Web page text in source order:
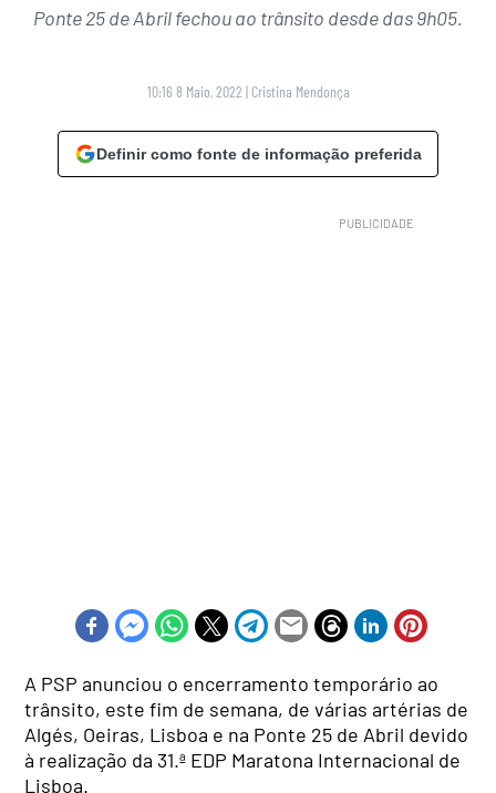
Ponte 25 de Abril fechou ao trânsito desde das 9h05.
10:16 8 Maio, 2022 | Cristina Mendonça
Definir como fonte de informação preferida
A PSP anunciou o encerramento temporário ao
trânsito, este fim de semana, de várias artérias de
Algés, Oeiras, Lisboa e na Ponte 25 de Abril devido
à realização da 31.ª EDP Maratona Internacional de
Lisboa.